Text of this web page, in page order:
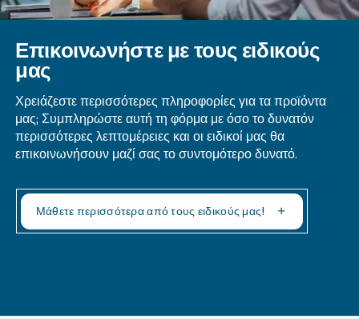
Πώς Μπορεί Να Μειωθεί Το Κόστος
Ενέργειας Κατά Τη Λειτουργία Ενός
Αεροσυμπιεστή;
Πώς Υπολογίζεται Το Λειτουργικό
Ενός Αεροσυμπιεστή;
Γιατί Είναι Ακριβή Η Παραγωγή